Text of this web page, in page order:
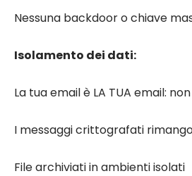
Nessuna backdoor o chiave
Isolamento dei dati:
La tua email è LA TUA email:
I messaggi crittografati
File archiviati in ambienti isolati